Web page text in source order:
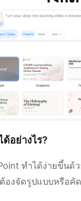
อย่างไร?
ทำได้ง่ายขึ้นด้
องจัดรูปแบบหรือคั